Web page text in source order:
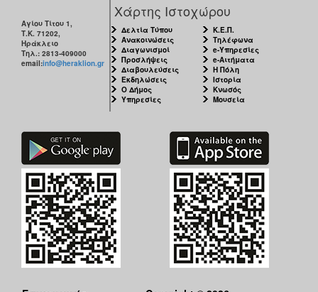
Αγίου Τίτου 1,
Τ.Κ. 71202,
Ηράκλειο
Τηλ.: 2813-409000
email:info@heraklion.gr
Χάρτης Ιστοχώρου
Δελτία Τύπου
Ανακοινώσεις
Διαγωνισμοί
Προσλήψεις
Διαβουλεύσεις
Εκδηλώσεις
Ο Δήμος
Υπηρεσίες
Κ.Ε.Π.
Τηλέφωνα
e-Υπηρεσίες
e-Αιτήματα
Η Πόλη
Ιστορία
Κνωσός
Μουσεία